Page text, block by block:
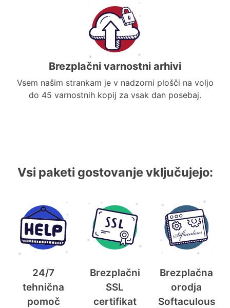
Brezplačni varnostni arhivi
Vsem našim strankam je v nadzorni plošči na voljo
do 45 varnostnih kopij za vsak dan posebaj.
Vsi paketi gostovanje vključujejo:
24/7
tehnična
pomoč
Brezplačni
SSL
certifikat
Brezplačna
orodja
Softaculous